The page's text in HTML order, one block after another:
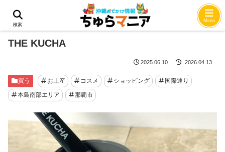
買う
THE KUCHA
2025.06.10 2026.04.13
買う お土産 コスメ ショッピング
国際通り
本島南部エリア
那覇市
検索
Menu